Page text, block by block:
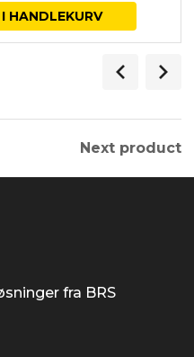
I HANDLEKURV
Next product
fra BRS